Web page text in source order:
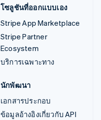
โซลูชันที่ออกแบบเอง
Stripe App Marketplace
Stripe Partner
Ecosystem
บริการเฉพาะทาง
นักพัฒนา
เอกสารประกอบ
ข้อมูลอ้างอิงเกี่ยวกับ API